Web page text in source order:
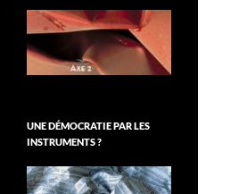
UNE DÉMOCRATIE PAR LES
INSTRUMENTS ?